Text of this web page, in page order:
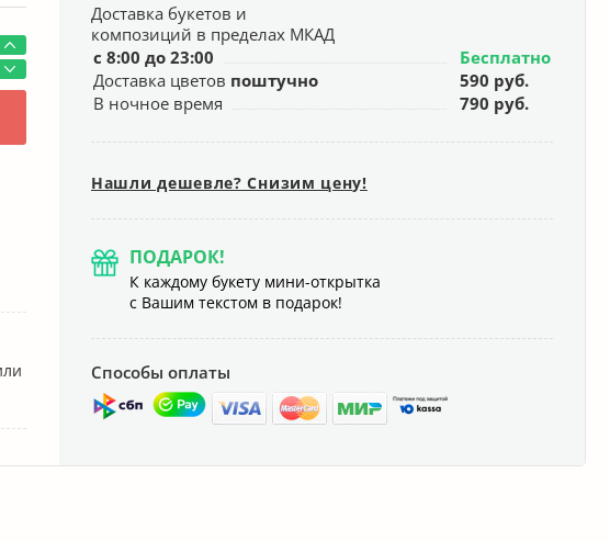
Доставка букетов и
композиций в пределах МКАД
с 8:00 до 23:00
Бесплатно
Доставка цветов поштучно
590 руб.
В ночное время
790 руб.
Нашли дешевле? Снизим цену!
ПОДАРОК!
К каждому букету мини-открытка
с Вашим текстом в подарок!
Способы оплаты